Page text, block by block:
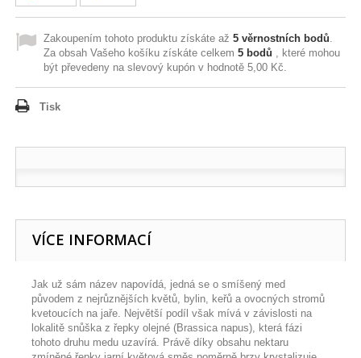
Zakoupením tohoto produktu získáte až5 věrnostních bodů
Za obsah Vašeho košíku získáte celkem5 bodů , které mohou
být převedeny na slevový kupón v hodnotě5,00 Kč
Tisk
VÍCE INFORMACÍ
Jak už sám název napovídá, jedná se o smíšený med
původem z nejrůznějších květů, bylin, keřů a ovocných stromů
kvetoucích na jaře. Největší podíl však mívá v závislosti na
lokalitě snůška z řepky olejné (Brassica napus), která fázi
tohoto druhu medu uzavírá. Právě díky obsahu nektaru